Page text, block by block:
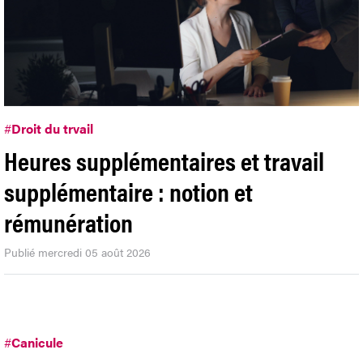
#Droit du trvail
Heures supplémentaires et travail
supplémentaire : notion et
rémunération
Publié mercredi 05 août 2026
#Canicule